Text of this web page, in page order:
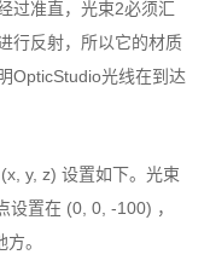
过准直，光束2必须汇
行反射，所以它的材质
OpticStudio光线在到达
y, z) 设置如下。光束
置在 (0, 0, -100) ，
。